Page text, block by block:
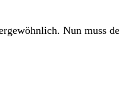
Nun muss